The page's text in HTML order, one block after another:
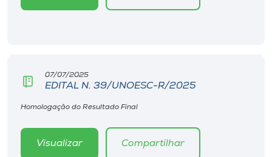
07/07/2025
EDITAL N. 39/UNOESC-R/2025
Homologação do Resultado Final
Visualizar Compartilhar